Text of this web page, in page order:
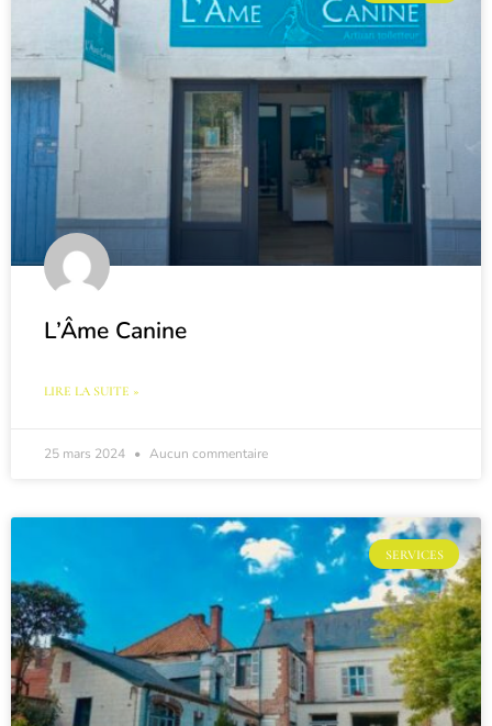
L’Âme Canine
LIRE LA SUITE »
25 mars 2024 Aucun commentaire
SERVICES